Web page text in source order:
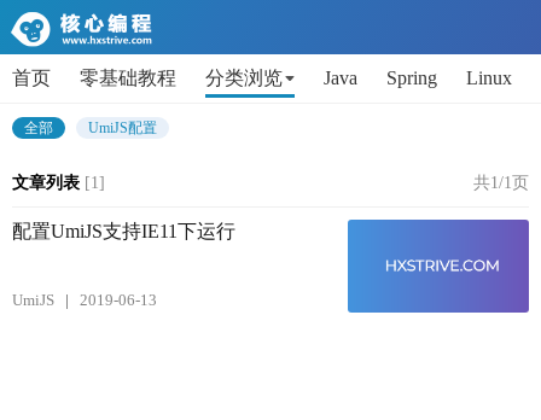
首页 零基础教程 分类浏览 Java Spring Linux
AI Python 代码片段
全部 UmiJS配置
文章列表 [1] 共1/1页
配置UmiJS支持IE11下运行
UmiJS 2019-06-13